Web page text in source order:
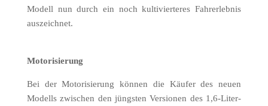
Modell nun durch ein noch kultivierteres Fahrerlebnis
auszeichnet.
Motorisierung
Bei der Motorisierung können die Käufer des neuen
Modells zwischen den jüngsten Versionen des 1,6-Liter-